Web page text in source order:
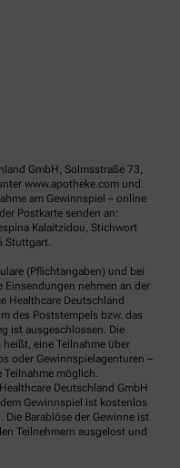
GmbH, Solmsstraße 73,
www.apotheke.com und
am Gewinnspiel – online
Postkarte senden an:
Kalaitzidou, Stichwort
Stuttgart.
(Pflichtangaben) und bei
nehmen an der
Healthcare Deutschland
des Poststempels bzw. das
ist ausgeschlossen. Die
eine Teilnahme über
oder Gewinnspielagenturen –
Teilnahme möglich.
Deutschland GmbH
Gewinnspiel ist kostenlos
Barablöse der Gewinne ist
Teilnehmern ausgelost und